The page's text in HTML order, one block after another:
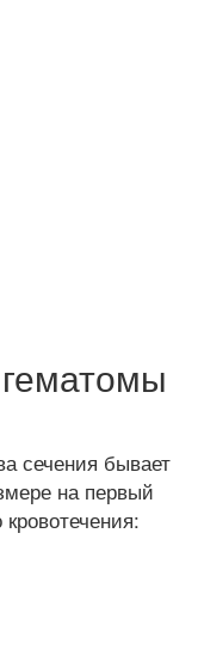
сечения бывает
на первый